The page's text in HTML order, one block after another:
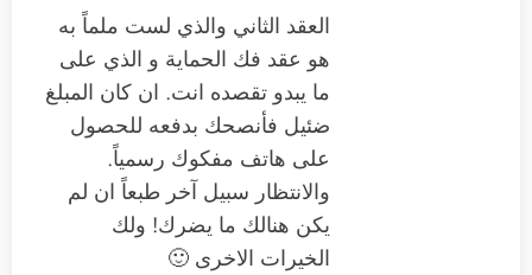
العقد الثاني والذي لست ملماً به
هو عقد فك الحماية و الذي على
ما يبدو تقصده انت. ان كان المبلغ
ضئيل فأنصحك بدفعه للحصول
على هاتف مفكوك رسمياً.
والانتظار سبيل آخر طبعاً ان لم
يكن هنالك ما يضرك! ولك
الخيرات الاخرى 🙂